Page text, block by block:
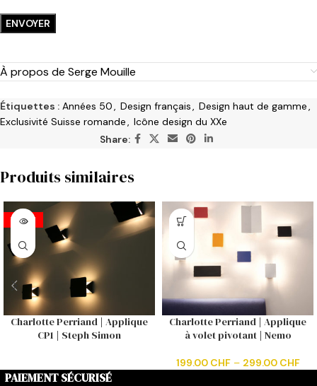
À propos de Serge Mouille
Étiquettes : Années 50, Design français, Design haut de gamme,
Exclusivité Suisse romande, Icône design du XXe
Share:
Produits similaires
VENDU
Charlotte Perriand | Applique
CP1 | Steph Simon
Charlotte Perriand | Applique
à volet pivotant | Nemo
199.00 CHF– 299.00 CHF
PAIEMENT SÉCURISÉ